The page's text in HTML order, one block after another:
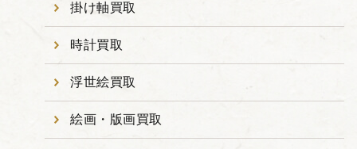
掛け軸買取
時計買取
浮世絵買取
絵画・版画買取